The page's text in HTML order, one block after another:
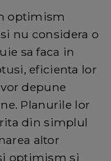
optimism
nu considera o
sa faca in
eficienta lor
depune
Planurile lor
din simplul
altor
optimism si